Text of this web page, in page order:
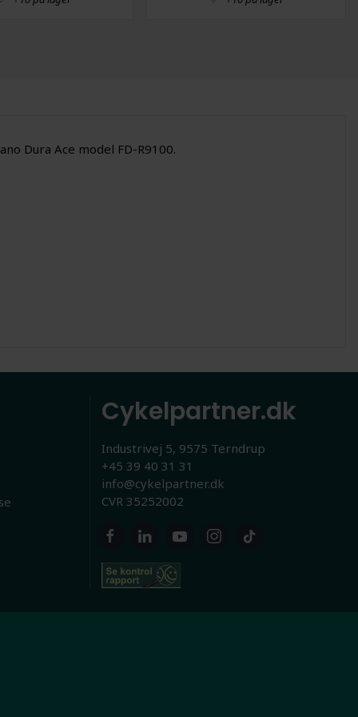
Dura Ace model FD-R9100.
Cykelpartner.dk
Industrivej 5, 9575 Terndrup
+45 39 40 31 31
info@cykelpartner.dk
CVR 35252002